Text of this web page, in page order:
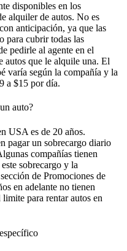
disponibles en los
alquiler de autos. No es
anticipación, ya que las
para cubrir todas las
pedirle al agente en el
autos que le alquile una. El
varía según la compañía y la
a $15 por día.
auto?
USA es de 20 años.
pagar un sobrecargo diario
compañías tienen
sobrecargo y la
de Promociones de
en adelante no tienen
para rentar autos en